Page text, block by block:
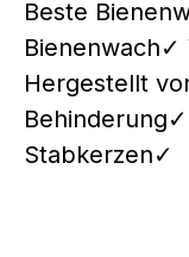
Beste
Bienenwach✓
Hergestellt
Stabkerzen✓